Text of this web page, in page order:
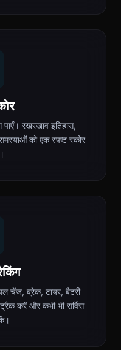
रखरखाव इतिहास,
को एक स्पष्ट स्कोर
चेंज, ब्रेक, टायर, बैटरी
करें और कभी भी सर्विस